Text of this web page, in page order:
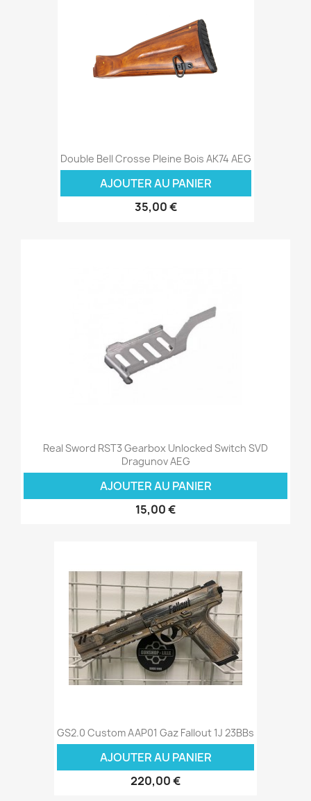
Double Bell Crosse Pleine Bois AK74 AEG
AJOUTER AU PANIER
35,00 €
Real Sword RST3 Gearbox Unlocked Switch SVD
Dragunov AEG
AJOUTER AU PANIER
15,00 €
GS2.0 Custom AAP01 Gaz Fallout 1J 23BBs
AJOUTER AU PANIER
220,00 €